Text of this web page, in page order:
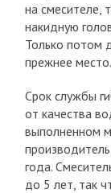
на смесителе,
накидную
Только потом
прежнее место.
Срок службы
от качества
выполненном
года.
до 5 лет, так